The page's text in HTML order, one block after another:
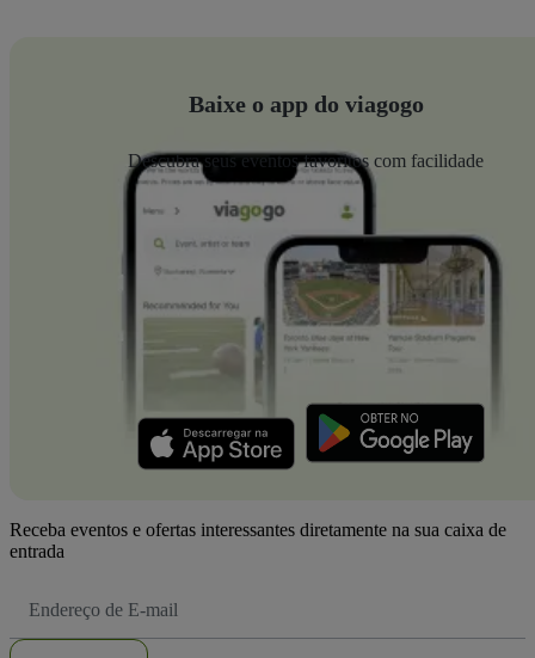
Baixe o app do viagogo
Descubra seus eventos favoritos com facilidade
Receba eventos e ofertas interessantes diretamente na sua caixa de
entrada
de